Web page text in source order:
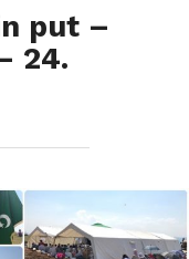
put –
24.